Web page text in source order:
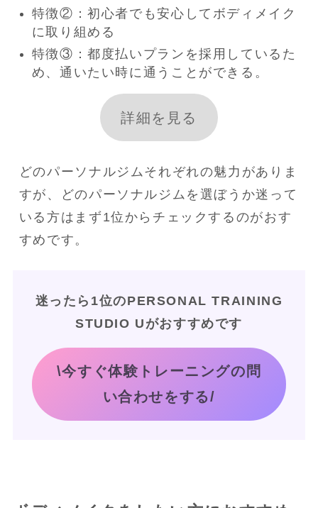
特徴②：初心者でも安心してボディメイク
に取り組める
特徴③：都度払いプランを採用しているた
め、通いたい時に通うことができる。
詳細を見る
どのパーソナルジムそれぞれの魅力がありま
すが、どのパーソナルジムを選ぼうか迷って
いる方はまず1位からチェックするのがおす
すめです。
迷ったら1位のPERSONAL TRAINING
STUDIO Uがおすすめです
\今すぐ体験トレーニングの問
い合わせをする/